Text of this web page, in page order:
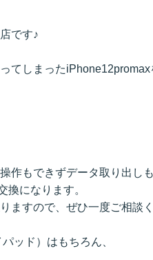
です♪
てしまったiPhone12promax
作もできずデータ取り出し
換になります。
ますので、ぜひ一度ご相談
ッド）はもちろん、